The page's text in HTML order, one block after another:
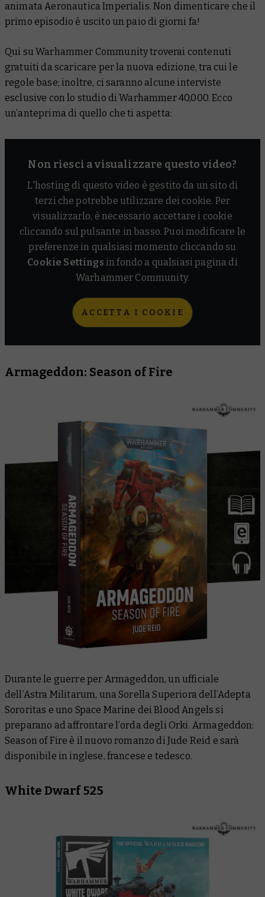
animataAeronautica Imperialis. Non dimenticare che il
primo episodio è uscito un paio di giorni fa!
Qui su Warhammer Community troverai contenuti
gratuiti da scaricare per la nuova edizione, tra cui le
regole base; inoltre, ci saranno alcune interviste
esclusive con lo studio di Warhammer 40,000. Ecco
un’anteprima di quello che ti aspetta:
Non riesci a visualizzare questo video?
L'hosting di questo video è gestito da un sito di
terzi che potrebbe utilizzare dei cookie. Per
visualizzarlo, è necessario accettare i cookie
cliccando sul pulsante in basso. Puoi modificare le
preferenze in qualsiasi momento cliccando su
Cookie Settings in fondo a qualsiasi pagina di
Warhammer Community.
ACCETTA I COOKIE
Armageddon: Season of Fire
Durante le guerre per Armageddon, un ufficiale
dell’Astra Militarum, una Sorella Superiora dell’Adepta
Sororitas e uno Space Marine dei Blood Angels si
preparano ad affrontare l’orda degli Orki. Armageddon:
Season of Fire è il nuovo romanzo di Jude Reid e sarà
disponibile in inglese, francese e tedesco.
White Dwarf 525